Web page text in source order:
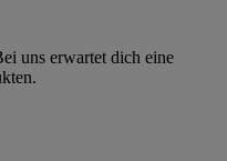
uns erwartet dich eine